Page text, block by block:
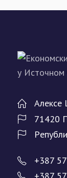
Алeксe
71420
+387